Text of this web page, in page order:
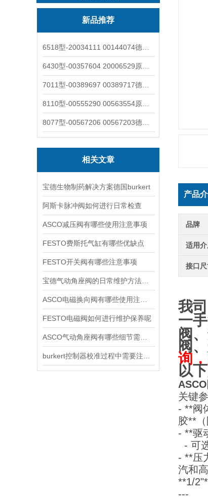
新品推荐
相关文章
宝德生物制药解决方案德国burkert
阿斯卡脉冲阀如何进行日常检查
ASCO减压阀有哪些使用注意事项
FESTO费斯托气缸有哪些优缺点
FESTO开关阀有哪些注意事项
FESTO电磁阀如何进行维护保养呢
产品介
品牌
适用
接口
我
一
阀
阀
询
以
关键
- **阀
胶**
- **驱
- 可
- **压
汽和
**1/
---